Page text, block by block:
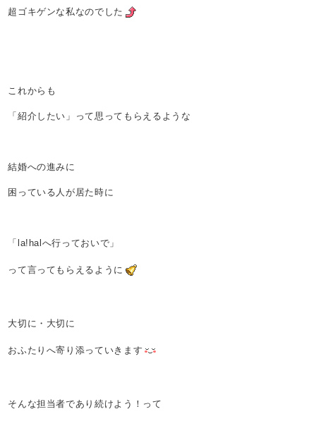
超ゴキゲンな私なのでした
これからも
「紹介したい」って思ってもらえるような
結婚への進みに
困っている人が居た時に
「la!halへ行っておいで」
って言ってもらえるように
大切に・大切に
おふたりへ寄り添っていきます
そんな担当者であり続けよう！って